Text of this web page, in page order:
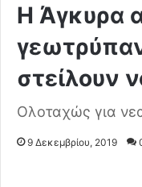
Η Άγκυρα
στείλουν
Ολοταχώς για
9 Δεκεμβρίου, 2019